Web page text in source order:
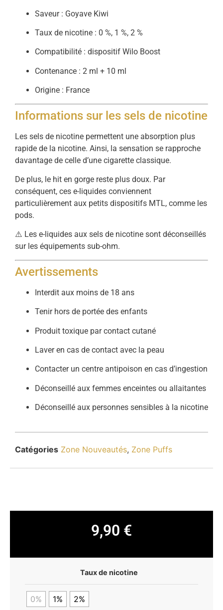
Saveur : Goyave Kiwi
Taux de nicotine : 0 %, 1 %, 2 %
Compatibilité : dispositif Wilo Boost
Contenance : 2 ml + 10 ml
Origine : France
Informations sur les sels de nicotine
Les sels de nicotine permettent une absorption plus
rapide de la nicotine. Ainsi, la sensation se rapproche
davantage de celle d’une cigarette classique.
De plus, le hit en gorge reste plus doux. Par
conséquent, ces e-liquides conviennent
particulièrement aux petits dispositifs MTL, comme les
pods.
⚠️ Les e-liquides aux sels de nicotine sont déconseillés
sur les équipements sub-ohm.
Avertissements
Interdit aux moins de 18 ans
Tenir hors de portée des enfants
Produit toxique par contact cutané
Laver en cas de contact avec la peau
Contacter un centre antipoison en cas d’ingestion
Déconseillé aux femmes enceintes ou allaitantes
Déconseillé aux personnes sensibles à la nicotine
Catégories Zone Nouveautés, Zone Puffs
9,90 €
Taux de nicotine
0% 1% 2%